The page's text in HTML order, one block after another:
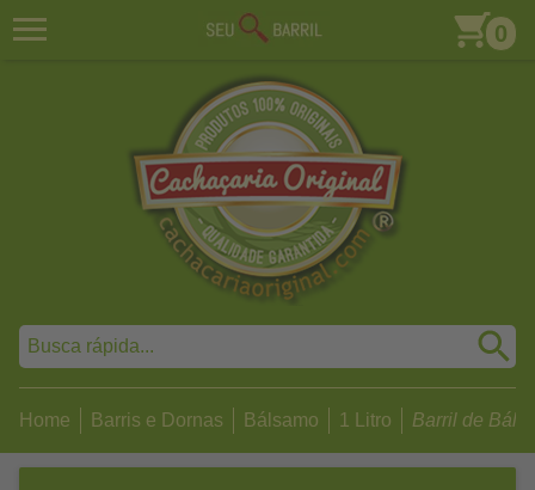
0
Home Barris e Dornas Bálsamo 1 Litro Barril de